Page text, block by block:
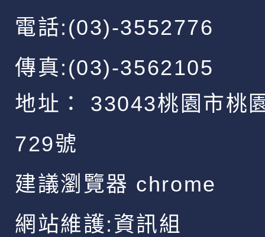
電話:(03)-3552776
傳真:(03)-3562105
地址：
33043桃園市桃
729號
建議瀏覽器 chrome
網站維護:資訊組